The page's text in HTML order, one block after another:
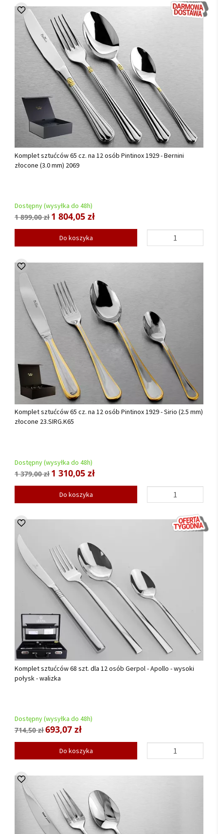
Komplet sztućców 65 cz. na 12 osób Pintinox 1929 - Bernini
złocone (3.0 mm) 2069
Dostępny (wysyłka do 48h)
1 899,00 zł 1 804,05 zł
Do koszyka
Komplet sztućców 65 cz. na 12 osób Pintinox 1929 - Sirio (2.5 mm)
złocone 23.SIRG.K65
Dostępny (wysyłka do 48h)
1 379,00 zł 1 310,05 zł
Do koszyka
Komplet sztućców 68 szt. dla 12 osób Gerpol - Apollo - wysoki
połysk - walizka
Dostępny (wysyłka do 48h)
714,50 zł693,07 zł
Do koszyka